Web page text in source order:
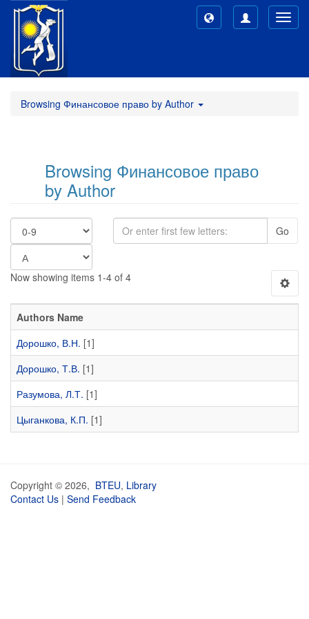
Browsing Финансовое право by Author
Browsing Финансовое право
by Author
Go
Now showing items 1-4 of 4
Authors Name
Дорошко, В.Н. [1]
Дорошко, Т.В. [1]
Разумова, Л.Т. [1]
Цыганкова, К.П. [1]
Copyright © 2026, BTEU, Library
Contact Us | Send Feedback